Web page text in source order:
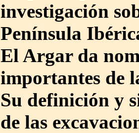
investigación
Península
El Argar da
importantes de
Su definición y
de las